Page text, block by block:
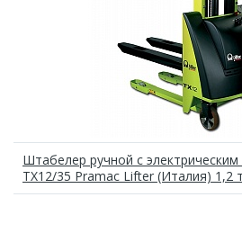
Штабелер ручной с
TX12/35 Pramac Lifter (Италия) 1,2